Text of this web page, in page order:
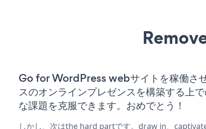
Go for WordPress webサイトを稼働さ
スのオンラインプレゼンスを構築する上
な課題を克服できます。おめでとう！
しかし、次はthe hard partです。draw in、